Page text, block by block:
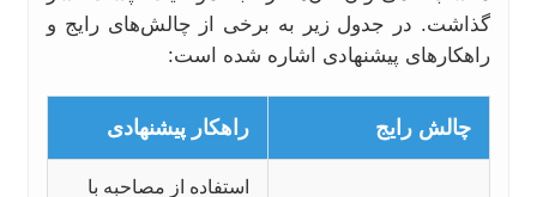
گذاشت. در جدول زیر به برخی از چالش‌های رایج و
راهکارهای پیشنهادی اشاره شده است:
چالش رایج راهکار پیشنهادی
استفاده از مصاحبه با